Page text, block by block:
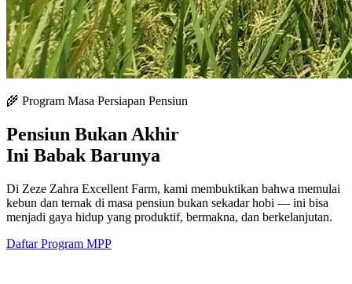
🌾 Program Masa Persiapan Pensiun
Pensiun Bukan Akhir
Ini Babak Barunya
Di Zeze Zahra Excellent Farm, kami membuktikan bahwa memulai
kebun dan ternak di masa pensiun bukan sekadar hobi — ini bisa
menjadi gaya hidup yang produktif, bermakna, dan berkelanjutan.
Daftar Program MPP